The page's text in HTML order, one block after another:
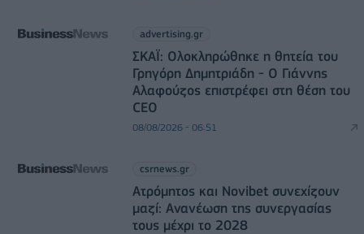
advertising.gr
ΣΚΑΪ: Ολοκληρώθηκε η θητεία του
Γρηγόρη Δημητριάδη - Ο Γιάννης
Αλαφούζος επιστρέφει στη θέση του
CEO
08/08/2026 - 06:51
csrnews.gr
Ατρόμητος και Novibet συνεχίζουν
μαζί: Ανανέωση της συνεργασίας
τους μέχρι το 2028